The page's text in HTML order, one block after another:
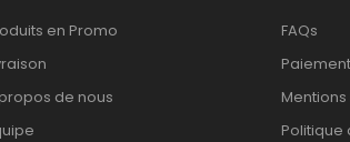
en Promo
de nous
FAQs
Politique